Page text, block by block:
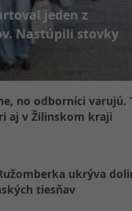
jeden z
Nastúpili stovky
no odborníci varujú.
aj v Žilinskom kraji
ukrýva
tiesňav